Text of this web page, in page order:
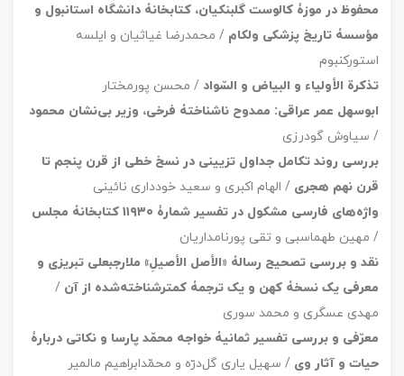
محفوظ در موزۀ کالوست گلبنکیان، کتابخانۀ دانشگاه استانبول و
مؤسسۀ تاریخ پزشکی ولکام / محمدرضا غیاثیان و ایلسه
استورکنبوم
تذکرة الأولیاء و البیاض و السّواد / محسن پورمختار
ابوسهل عمر عراقی: ممدوح ناشناختۀ فرخی، وزیر بی‌نشان محمود
/ سیاوش گودرزی
بررسی روند تکامل جداول تزیینی در نسخ خطی از قرن پنجم تا
قرن نهم هجری / الهام اکبری و سعید خودداری نائینی
واژه‌های فارسی مشکول در تفسیر شمارۀ ۱۱۹۳۰ کتابخانۀ مجلس
/ مهین طهماسبی و تقی پورنامداریان
نقد و بررسی تصحیح رسالۀ «الأصل الأصیلِ» ملارجبعلی تبریزی و
معرفی یک نسخۀ کهن و یک ترجمۀ کمترشناخته‌شده از آن /
مهدی عسگری و محمد سوری
معرّفی و بررسی تفسیر ثمانیۀ خواجه‌ محمّد پارسا و نکاتی دربارۀ
حیات و آثار وی / سهیل یاری گل‌درّه و محمّدابراهیم مالمیر